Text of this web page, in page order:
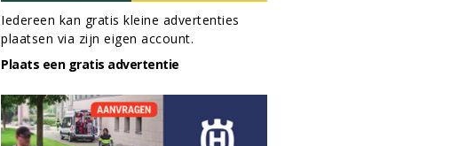
Iedereen kan gratis kleine advertenties
plaatsen via zijn eigen account.
Plaats een gratis advertentie